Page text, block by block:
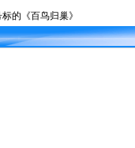
的《百鸟归巢》